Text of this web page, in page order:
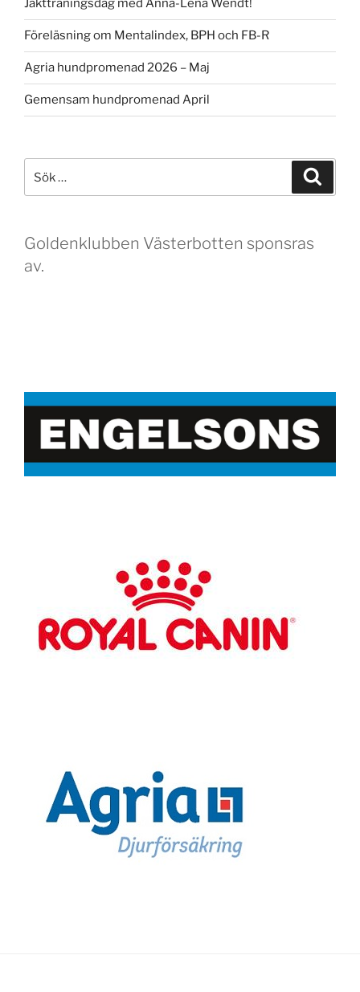
Jaktträningsdag med Anna-Lena Wendt!
Föreläsning om Mentalindex, BPH och FB-R
Agria hundpromenad 2026 – Maj
Gemensam hundpromenad April
efter:
Goldenklubben Västerbotten sponsras
av.